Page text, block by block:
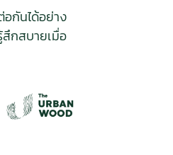
กันได้อย่าง
กสบายเมื่อ